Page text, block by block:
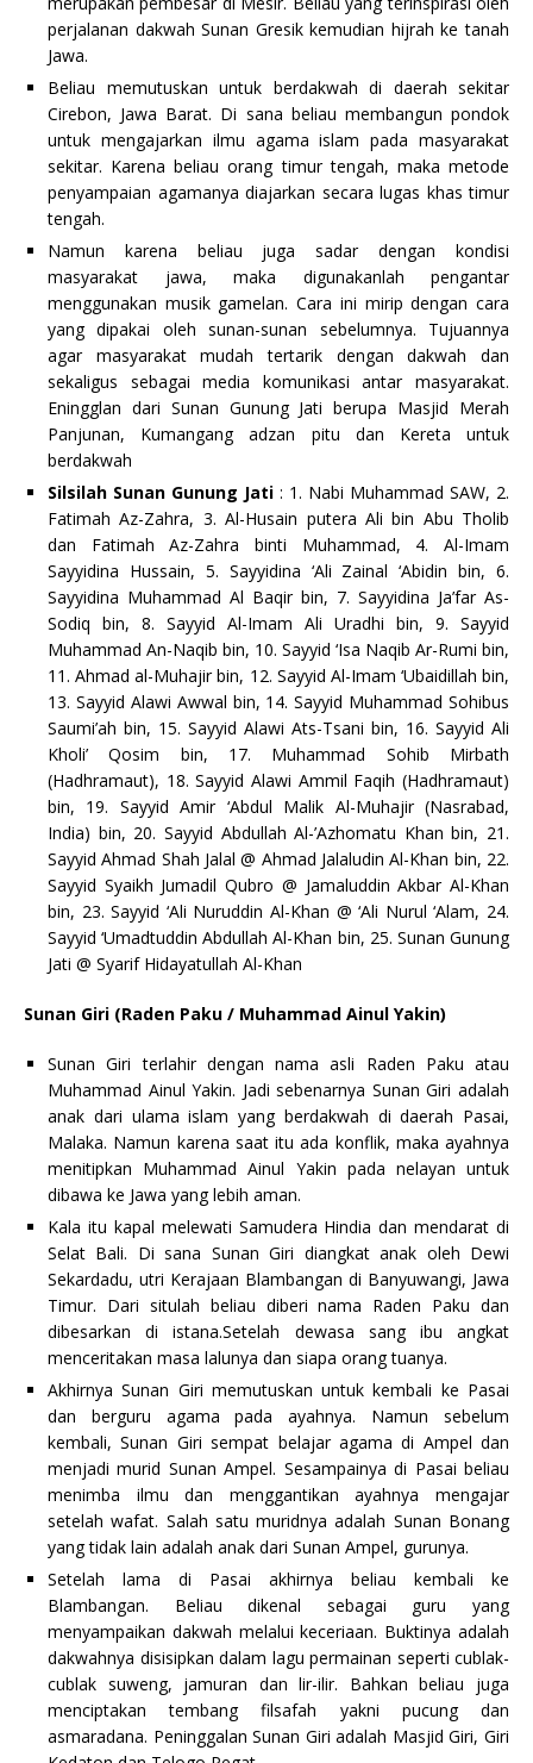
perjalanan dakwah Sunan Gresik kemudian hijrah ke tanah
Jawa.
Beliau memutuskan untuk berdakwah di daerah sekitar
Cirebon, Jawa Barat. Di sana beliau membangun pondok
untuk mengajarkan ilmu agama islam pada masyarakat
sekitar. Karena beliau orang timur tengah, maka metode
penyampaian agamanya diajarkan secara lugas khas timur
tengah.
Namun karena beliau juga sadar dengan kondisi
masyarakat jawa, maka digunakanlah pengantar
menggunakan musik gamelan. Cara ini mirip dengan cara
yang dipakai oleh sunan-sunan sebelumnya. Tujuannya
agar masyarakat mudah tertarik dengan dakwah dan
sekaligus sebagai media komunikasi antar masyarakat.
Eningglan dari Sunan Gunung Jati berupa Masjid Merah
Panjunan, Kumangang adzan pitu dan Kereta untuk
berdakwah
Silsilah Sunan Gunung Jati : 1. Nabi Muhammad SAW, 2.
Fatimah Az-Zahra, 3. Al-Husain putera Ali bin Abu Tholib
dan Fatimah Az-Zahra binti Muhammad, 4. Al-Imam
Sayyidina Hussain, 5. Sayyidina ‘Ali Zainal ‘Abidin bin, 6.
Sayyidina Muhammad Al Baqir bin, 7. Sayyidina Ja’far As-
Sodiq bin, 8. Sayyid Al-Imam Ali Uradhi bin, 9. Sayyid
Muhammad An-Naqib bin, 10. Sayyid ‘Isa Naqib Ar-Rumi bin,
11. Ahmad al-Muhajir bin, 12. Sayyid Al-Imam ‘Ubaidillah bin,
13. Sayyid Alawi Awwal bin, 14. Sayyid Muhammad Sohibus
Saumi’ah bin, 15. Sayyid Alawi Ats-Tsani bin, 16. Sayyid Ali
Kholi’ Qosim bin, 17. Muhammad Sohib Mirbath
(Hadhramaut), 18. Sayyid Alawi Ammil Faqih (Hadhramaut)
bin, 19. Sayyid Amir ‘Abdul Malik Al-Muhajir (Nasrabad,
India) bin, 20. Sayyid Abdullah Al-’Azhomatu Khan bin, 21.
Sayyid Ahmad Shah Jalal @ Ahmad Jalaludin Al-Khan bin, 22.
Sayyid Syaikh Jumadil Qubro @ Jamaluddin Akbar Al-Khan
bin, 23. Sayyid ‘Ali Nuruddin Al-Khan @ ‘Ali Nurul ‘Alam, 24.
Sayyid ‘Umadtuddin Abdullah Al-Khan bin, 25. Sunan Gunung
Jati @ Syarif Hidayatullah Al-Khan
Sunan Giri (Raden Paku / Muhammad Ainul Yakin)
Sunan Giri terlahir dengan nama asli Raden Paku atau
Muhammad Ainul Yakin. Jadi sebenarnya Sunan Giri adalah
anak dari ulama islam yang berdakwah di daerah Pasai,
Malaka. Namun karena saat itu ada konflik, maka ayahnya
menitipkan Muhammad Ainul Yakin pada nelayan untuk
dibawa ke Jawa yang lebih aman.
Kala itu kapal melewati Samudera Hindia dan mendarat di
Selat Bali. Di sana Sunan Giri diangkat anak oleh Dewi
Sekardadu, utri Kerajaan Blambangan di Banyuwangi, Jawa
Timur. Dari situlah beliau diberi nama Raden Paku dan
dibesarkan di istana.Setelah dewasa sang ibu angkat
menceritakan masa lalunya dan siapa orang tuanya.
Akhirnya Sunan Giri memutuskan untuk kembali ke Pasai
dan berguru agama pada ayahnya. Namun sebelum
kembali, Sunan Giri sempat belajar agama di Ampel dan
menjadi murid Sunan Ampel. Sesampainya di Pasai beliau
menimba ilmu dan menggantikan ayahnya mengajar
setelah wafat. Salah satu muridnya adalah Sunan Bonang
yang tidak lain adalah anak dari Sunan Ampel, gurunya.
Setelah lama di Pasai akhirnya beliau kembali ke
Blambangan. Beliau dikenal sebagai guru yang
menyampaikan dakwah melalui keceriaan. Buktinya adalah
dakwahnya disisipkan dalam lagu permainan seperti cublak-
cublak suweng, jamuran dan lir-ilir. Bahkan beliau juga
menciptakan tembang filsafah yakni pucung dan
asmaradana. Peninggalan Sunan Giri adalah Masjid Giri, Giri